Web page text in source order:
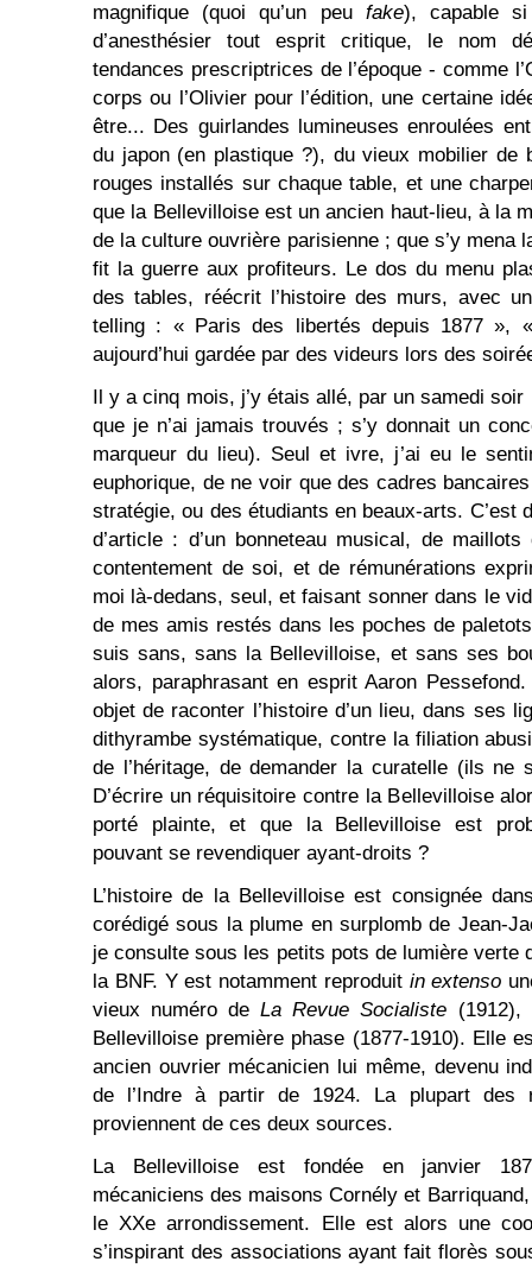
magnifique (quoi qu’un peu fake), capable si
d’anesthésier tout esprit critique, le nom
tendances prescriptrices de l’époque - comme
corps ou l’Olivier pour l’édition, une certaine
être... Des guirlandes lumineuses enroulées
du japon (en plastique ?), du vieux mobilier de
rouges installés sur chaque table, et une
que la Bellevilloise est un ancien haut-lieu, à la
de la culture ouvrière parisienne ; que s’y mena
fit la guerre aux profiteurs. Le dos du menu
des tables, réécrit l’histoire des murs, avec
telling : « Paris des libertés depuis 1877 »,
aujourd’hui gardée par des videurs lors des
Il y a cinq mois, j’y étais allé, par un samedi
que je n’ai jamais trouvés ; s’y donnait un
marqueur du lieu). Seul et ivre, j’ai eu le
euphorique, de ne voir que des cadres
stratégie, ou des étudiants en beaux-arts. C’est
d’article : d’un bonneteau musical, de
contentement de soi, et de rémunérations
moi là-dedans, seul, et faisant sonner dans le
de mes amis restés dans les poches de
suis sans, sans la Bellevilloise, et sans ses
alors, paraphrasant en esprit Aaron
objet de raconter l’histoire d’un lieu, dans ses
dithyrambe systématique, contre la filiation
de l’héritage, de demander la curatelle (ils ne
D’écrire un réquisitoire contre la Bellevilloise
porté plainte, et que la Bellevilloise est
pouvant se revendiquer ayant-droits ?
L’histoire de la Bellevilloise est consignée
corédigé sous la plume en surplomb de Jean-
je consulte sous les petits pots de lumière verte
la BNF. Y est notamment reproduit in extenso
vieux numéro deLa Revue Socialiste (1912),
Bellevilloise première phase (1877-1910). Elle
ancien ouvrier mécanicien lui même, devenu
de l’Indre à partir de 1924. La plupart des
proviennent de ces deux sources.
La Bellevilloise est fondée en janvier
mécaniciens des maisons Cornély et
le XXe arrondissement. Elle est alors une
s’inspirant des associations ayant fait florès